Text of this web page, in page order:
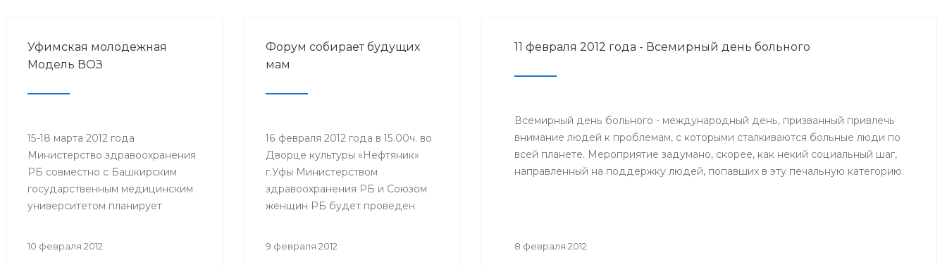
медицинского университета
Муталов и другие.
Башкирского государственного
Республики Башкортостан,
Республиканская организация
Башкортостана профсоюза
работников здравоохранения
Уфимская молодежная
Модель ВОЗ
15-18 марта 2012 года
Министерство здравоохранения
РБ совместно с Башкирским
государственным медицинским
университетом планирует
Молодежной Модели
10 февраля 2012
Форум собирает будущих
мам
16 февраля 2012 года в 15.00ч. во
Дворце культуры «Нефтяник»
г.Уфы Министерством
здравоохранения РБ и Союзом
женщин РБ будет проведен
9 февраля 2012
11 февраля 2012 года - Всемирный день больного
Всемирный день больного - международный день, призванный привлечь
внимание людей к проблемам, с которыми сталкиваются больные люди по
всей планете. Мероприятие задумано, скорее, как некий социальный шаг,
направленный на поддержку людей, попавших в эту печальную категорию.
8 февраля 2012